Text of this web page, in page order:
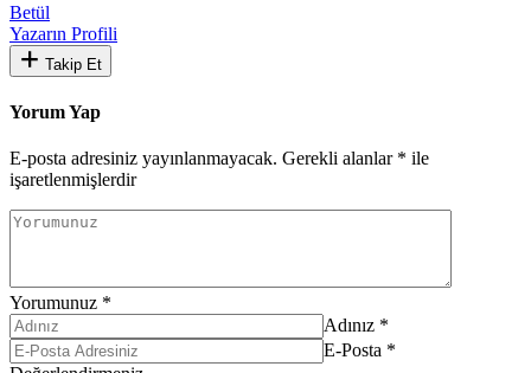
Betül
Yazarın Profili
Takip Et
Yorum Yap
E-posta adresiniz yayınlanmayacak. Gerekli alanlar * ile
işaretlenmişlerdir
Yorumunuz *
Adınız *
E-Posta *